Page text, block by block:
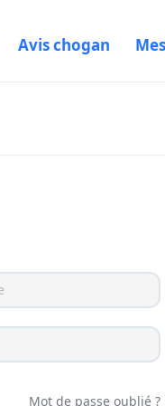
Avis chogan
Mot de passe oublié ?